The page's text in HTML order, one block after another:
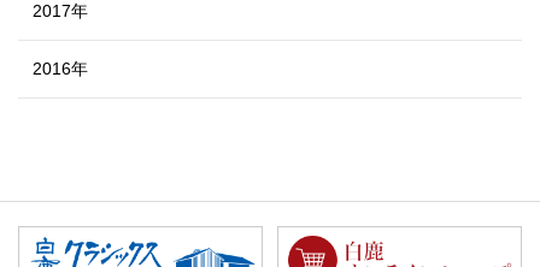
2017年
2016年